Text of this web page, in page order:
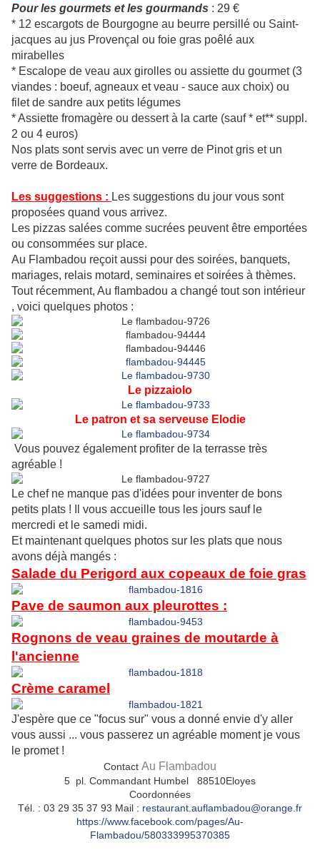
Pour les gourmets et les gourmands : 29 €
* 12 escargots de Bourgogne au beurre persillé ou Saint-
jacques au jus Provençal ou foie gras poêlé aux
mirabelles
* Escalope de veau aux girolles ou assiette du gourmet (3
viandes : boeuf, agneaux et veau - sauce aux choix) ou
filet de sandre aux petits légumes
* Assiette fromagère ou dessert à la carte (sauf * et** suppl.
2 ou 4 euros)
Nos plats sont servis avec un verre de Pinot gris et un
verre de Bordeaux.
Les suggestions : Les suggestions du jour vous sont
proposées quand vous arrivez.
Les pizzas salées comme sucrées peuvent être emportées
ou consommées sur place.
Au Flambadou reçoit aussi pour des soirées, banquets,
mariages, relais motard, seminaires et soirées à thèmes.
Tout récemment, Au flambadou a changé tout son intérieur
, voici quelques photos :
Le pizzaiolo
Le patron et sa serveuse Elodie
Vous pouvez également profiter de la terrasse très
agréable !
Le chef ne manque pas d'idées pour inventer de bons
petits plats ! Il vous accueille tous les jours sauf le
mercredi et le samedi midi.
Et maintenant quelques photos sur les plats que nous
avons déjà mangés :
Salade du Perigord aux copeaux de foie gras
Pave de saumon aux pleurottes :
Rognons de veau graines de moutarde à
l'ancienne
Crème caramel
J'espère que ce "focus sur" vous a donné envie d'y aller
vous aussi ... vous passerez un agréable moment je vous
le promet !
Contact Au Flambadou
5 pl. Commandant Humbel 88510Eloyes
Coordonnées
Tél. : 03 29 35 37 93 Mail : restaurant.auflambadou@orange.fr
https://www.facebook.com/pages/Au-
Flambadou/580333995370385